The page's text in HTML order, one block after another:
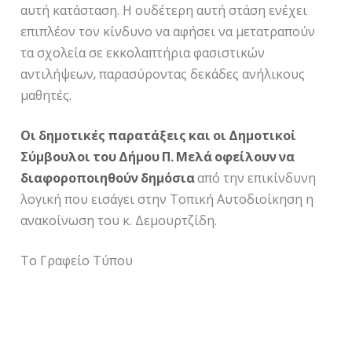
αυτή κατάσταση. Η ουδέτερη αυτή στάση ενέχει
επιπλέον τον κίνδυνο να αφήσει να μετατραπούν
τα σχολεία σε εκκολαπτήρια φασιστικών
αντιλήψεων, παρασύροντας δεκάδες ανήλικους
μαθητές.
Οι δημοτικές παρατάξεις και οι Δημοτικοί
Σύμβουλοι του Δήμου Π. Μελά οφείλουν να
διαφοροποιηθούν δημόσιααπό την επικίνδυνη
λογική που εισάγει στην Τοπική Αυτοδιοίκηση η
ανακοίνωση του κ. Δεμουρτζίδη.
Το Γραφείο Τύπου